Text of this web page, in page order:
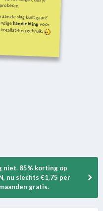
de slag kunt gaan?
handleiding voor
en gebruik.
niet. 85% korting op
nu slechts €1,75 per
gratis.